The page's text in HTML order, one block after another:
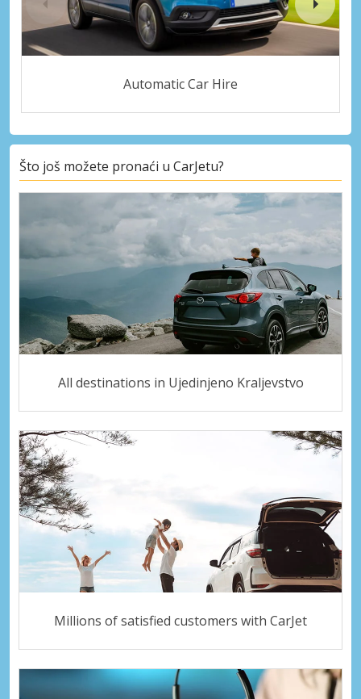
Automatic Car Hire
Što još možete pronaći u CarJetu?
All destinations in Ujedinjeno Kraljevstvo
Millions of satisfied customers with CarJet